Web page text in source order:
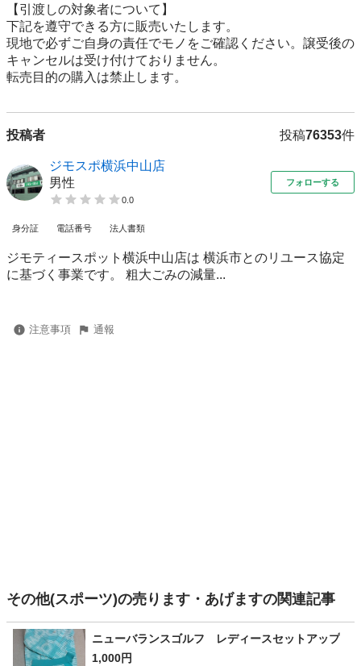
【引渡しの対象者について】
下記を遵守できる⽅に販売いたします。
現地で必ずご⾃⾝の責任でモノをご確認ください。譲受後の
キャンセルは受け付けておりません。
転売⽬的の購⼊は禁⽌します。
投稿者 投稿76353件
ジモスポ横浜中山店
男性
0.0
フォローする
身分証 電話番号 法人書類
ジモティースポット横浜中山店は 横浜市とのリユース協定
に基づく事業です。 粗⼤ごみの減量...
注意事項 通報
その他(スポーツ)の売ります・あげますの関連記事
ニューバランスゴルフ レディースセットアップ
1,000円